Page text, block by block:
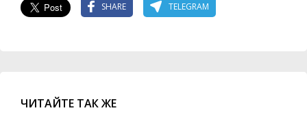
SHARE TELEGRAM
ЧИТАЙТЕ ТАК ЖЕ